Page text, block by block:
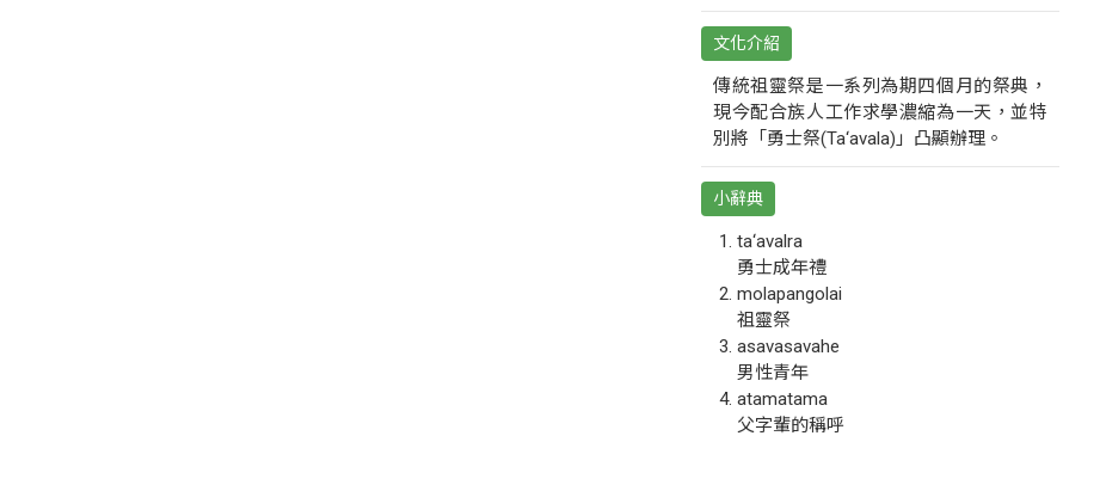
文化介紹
傳統祖靈祭是一系列為期四個月的祭典，
現今配合族人工作求學濃縮為一天，並特
別將「勇士祭(Ta‘avala)」凸顯辦理。
小辭典
ta‘avalra
勇士成年禮
molapangolai
祖靈祭
asavasavahe
男性青年
atamatama
父字輩的稱呼